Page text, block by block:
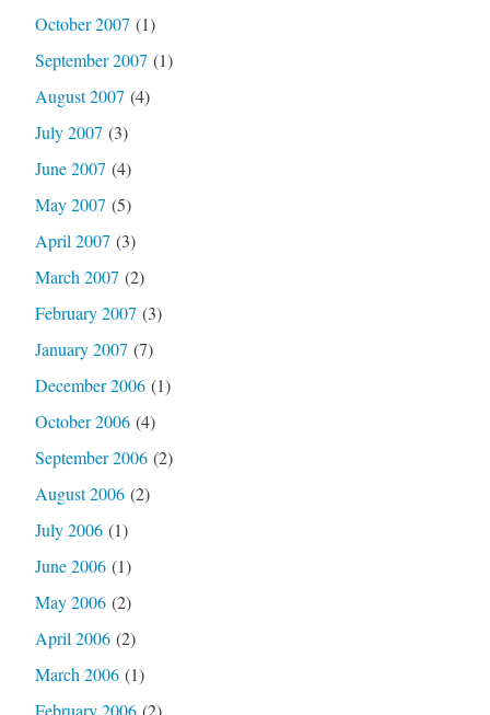
October 2007 (1)
September 2007 (1)
August 2007 (4)
July 2007 (3)
June 2007 (4)
May 2007 (5)
April 2007 (3)
March 2007 (2)
February 2007 (3)
January 2007 (7)
December 2006(1)
October 2006(4)
September 2006(2)
August 2006(2)
July 2006(1)
June 2006(1)
May 2006(2)
April 2006(2)
March 2006(1)
February 2006(2)